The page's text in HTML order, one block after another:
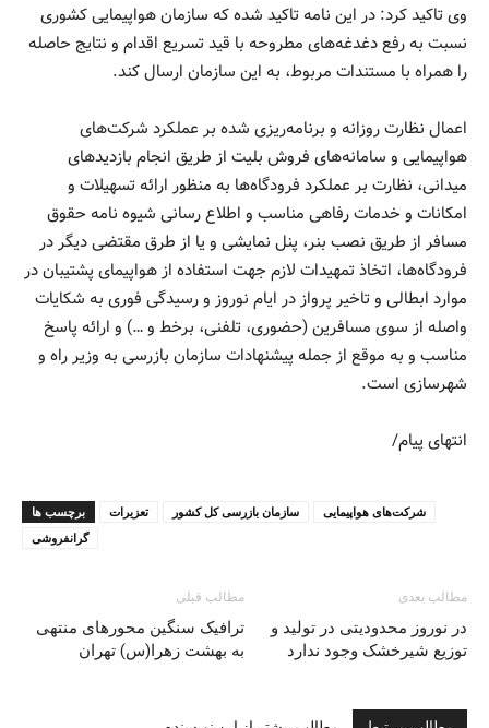
وی تاکید کرد: در این نامه تاکید شده که سازمان هواپیمایی کشوری
نسبت به رفع دغدغه‌­های مطروحه با قید تسریع اقدام و نتایج حاصله
را همراه با مستندات مربوط، به این سازمان ارسال کند.
اعمال نظارت روزانه و برنامه­‌ریزی شده بر عملکرد شرکت­‌های
هواپیمایی و سامانه­‌های فروش بلیت از طریق انجام بازدیدهای
میدانی، نظارت بر عملکرد فرودگاه­‌ها به منظور ارائه تسهیلات و
امکانات و خدمات رفاهی مناسب و اطلاع رسانی شیوه نامه حقوق
مسافر از طریق نصب بنر، پنل نمایشی و یا از طرق مقتضی دیگر در
فرودگاه­‌ها، اتخاذ تمهیدات لازم جهت استفاده از هواپیمای پشتیبان در
موارد ابطالی و تاخیر پرواز در ایام نوروز و رسیدگی فوری به شکایات
واصله از سوی مسافرین (حضوری، تلفنی، برخط و …) و ارائه پاسخ
مناسب و به­ موقع از جمله پیشنهادات سازمان بازرسی به وزیر راه و
شهرسازی است.
انتهای پیام/
برچسب ها تعزیرات سازمان بازرسی کل کشور
شرکت‌های هواپیمایی
گرانفروشی
مطالب قبلی
ترافیک سنگین محورهای منتهی
به بهشت زهرا(س) تهران
مطالب بعدی
در نوروز محدودیتی در تولید و
توزیع شیرخشک وجود ندارد